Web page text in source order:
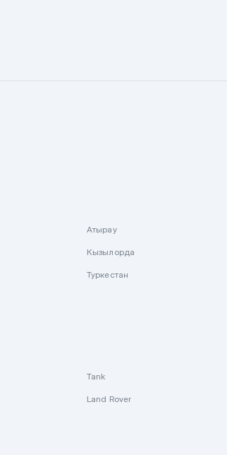
Атырау
Кызылорда
Туркестан
Tank
Land Rover